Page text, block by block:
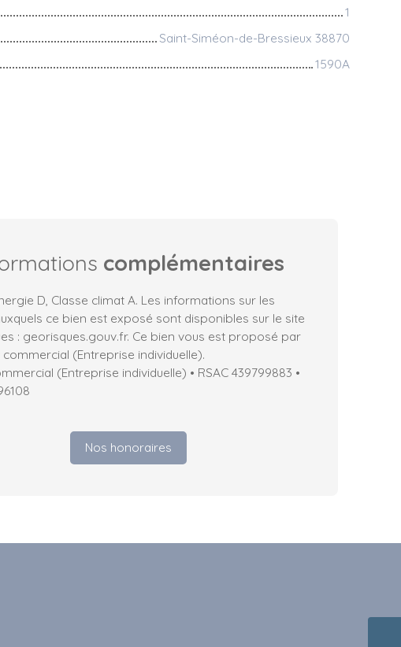
1
Saint-Siméon-de-Bressieux 38870
1590A
complémentaires
D, Classe climat A. Les informations sur les
ce bien est exposé sont disponibles sur le site
: georisques.gouv.fr. Ce bien vous est proposé par
(Entreprise individuelle).
(Entreprise individuelle) • RSAC 439799883 •
Nos honoraires